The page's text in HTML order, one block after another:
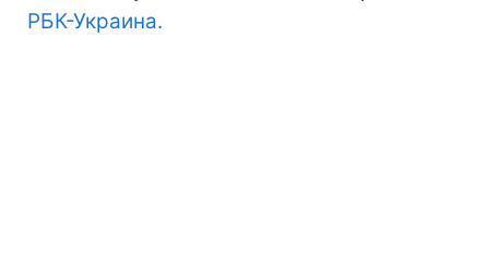
РБК-Украина.